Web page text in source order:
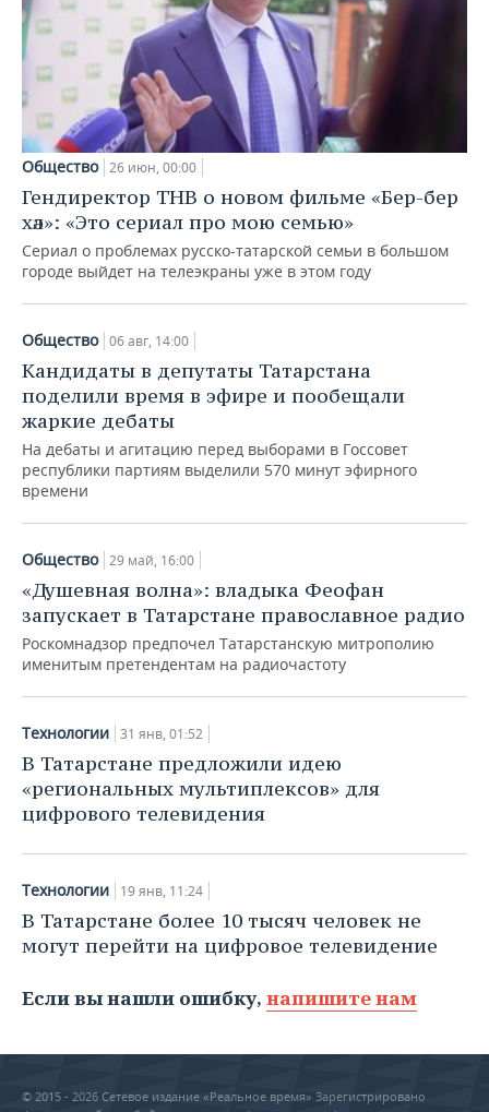
Общество 26 июн, 00:00
Гендиректор ТНВ о новом фильме «Бер-бер
хәл»: «Это сериал про мою семью»
Сериал о проблемах русско-татарской семьи в большом
городе выйдет на телеэкраны уже в этом году
Общество 06 авг, 14:00
Кандидаты в депутаты Татарстана
поделили время в эфире и пообещали
жаркие дебаты
На дебаты и агитацию перед выборами в Госсовет
республики партиям выделили 570 минут эфирного
времени
Общество 29 май, 16:00
«Душевная волна»: владыка Феофан
запускает в Татарстане православное радио
Роскомнадзор предпочел Татарстанскую митрополию
именитым претендентам на радиочастоту
Технологии 31 янв, 01:52
В Татарстане предложили идею
«региональных мультиплексов» для
цифрового телевидения
Технологии 19 янв, 11:24
В Татарстане более 10 тысяч человек не
могут перейти на цифровое телевидение
Если вы нашли ошибку, напишите нам
© 2015 - 2026 Сетевое издание «Реальное время» Зарегистрировано